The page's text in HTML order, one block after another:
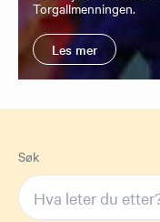
Torgallmenningen.
Les mer
Søk